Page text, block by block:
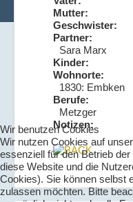
Mutter:
Geschwister:
Partner:
Sara Marx
Kinder:
Wohnorte:
1830: Embken
Berufe:
Metzger
Notizen:
Wir benutzen Cookies
Wir nutzen Cookies auf
essenziell für den Betrieb
diese Website und die
Cookies). Sie können selbst
zulassen möchten. Bitte